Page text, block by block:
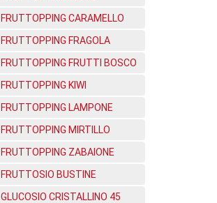
FRUTTOPPING CARAMELLO
FRUTTOPPING FRAGOLA
FRUTTOPPING FRUTTI BOSCO
FRUTTOPPING KIWI
FRUTTOPPING LAMPONE
FRUTTOPPING MIRTILLO
FRUTTOPPING ZABAIONE
FRUTTOSIO BUSTINE
GLUCOSIO CRISTALLINO 45